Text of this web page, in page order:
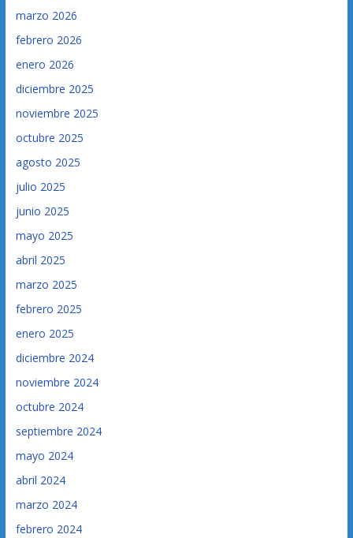
marzo 2026
febrero 2026
enero 2026
diciembre 2025
noviembre 2025
octubre 2025
agosto 2025
julio 2025
junio 2025
mayo 2025
abril 2025
marzo 2025
febrero 2025
enero 2025
diciembre 2024
noviembre 2024
octubre 2024
septiembre 2024
mayo 2024
abril 2024
marzo 2024
febrero 2024